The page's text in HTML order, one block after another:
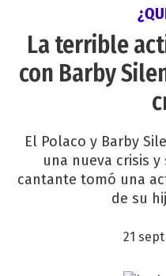
La terrible
con Barby
El Polaco y Barby
una nueva crisis
cantante tomó una
de su
21